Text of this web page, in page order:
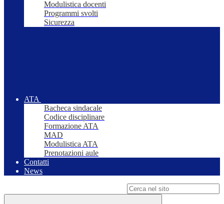
Modulistica docenti
Programmi svolti
Sicurezza
ATA
Bacheca sindacale
Codice disciplinare
Formazione ATA
MAD
Modulistica ATA
Prenotazioni aule
Contatti
News